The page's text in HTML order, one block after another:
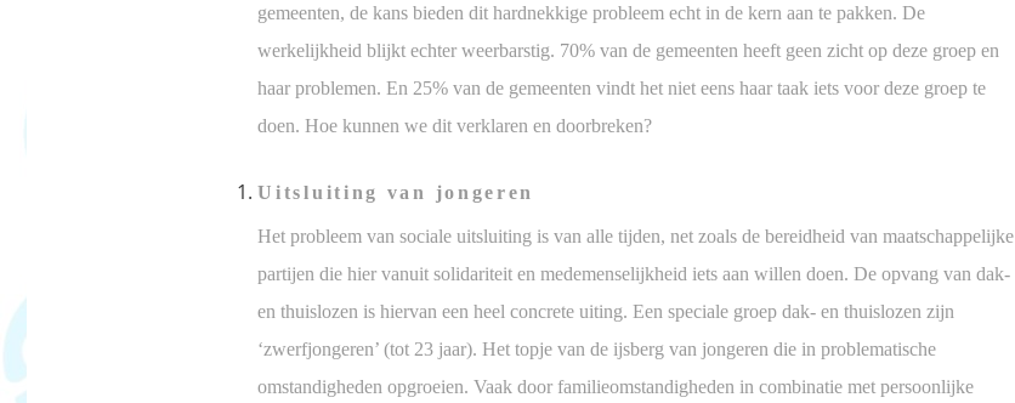
gemeenten, de kans bieden dit hardnekkige probleem echt in de kern aan te pakken. De
werkelijkheid blijkt echter weerbarstig. 70% van de gemeenten heeft geen zicht op deze groep en
haar problemen. En 25% van de gemeenten vindt het niet eens haar taak iets voor deze groep te
doen. Hoe kunnen we dit verklaren en doorbreken?
Uitsluiting van jongeren
Het probleem van sociale uitsluiting is van alle tijden, net zoals de bereidheid van maatschappelijke
partijen die hier vanuit solidariteit en medemenselijkheid iets aan willen doen. De opvang van dak-
en thuislozen is hiervan een heel concrete uiting. Een speciale groep dak- en thuislozen zijn
‘zwerfjongeren’ (tot 23 jaar). Het topje van de ijsberg van jongeren die in problematische
omstandigheden opgroeien. Vaak door familieomstandigheden in combinatie met persoonlijke